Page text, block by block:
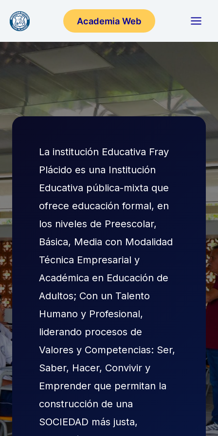
Academia Web
La institución Educativa Fray
Plácido es una Institución
Educativa pública-mixta que
ofrece educación formal, en
los niveles de Preescolar,
Básica, Media con Modalidad
Técnica Empresarial y
Académica en Educación de
Adultos; Con un Talento
Humano y Profesional,
liderando procesos de
Valores y Competencias: Ser,
Saber, Hacer, Convivir y
Emprender que permitan la
construcción de una
SOCIEDAD más justa,